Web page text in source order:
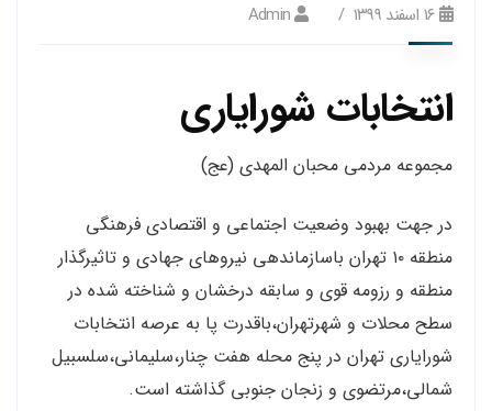
۱۶ اسفند ۱۳۹۹ Admin
انتخابات شورایاری
مجموعه مردمی محبان المهدی (عج)
در جهت بهبود وضعیت اجتماعی و اقتصادی فرهنگی
منطقه ۱۰ تهران باسازماندهی نیروهای جهادی و تاثیرگذار
منطقه و رزومه قوی و سابقه درخشان و شناخته شده در
سطح محلات و شهرتهران،باقدرت پا به عرصه انتخابات
شورایاری تهران در پنج محله هفت چنار،سلیمانی،سلسبیل
شمالی،مرتضوی و زنجان جنوبی گذاشته است.